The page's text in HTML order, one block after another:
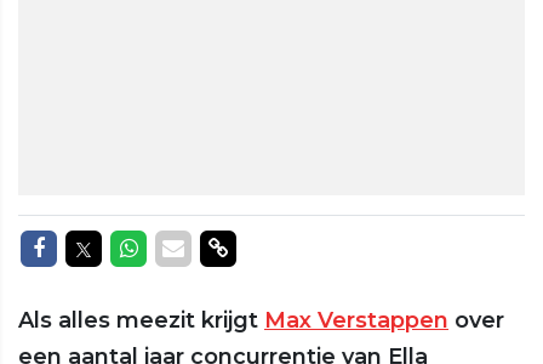
Delen op Facebook
Delen op Twitter
Delen op Whatsapp
Delen via Mail
Delen via link
Als alles meezit krijgt Max Verstappen over
een aantal jaar concurrentie van Ella